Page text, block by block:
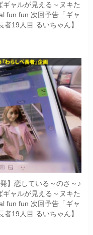
ャルが見える～ヌキた
fun fun 次回予告「ギャ
19人目 るいちゃん】
】恋している～のさ～♪
ャルが見える～ヌキた
fun fun 次回予告「ギャ
19人目 るいちゃん】